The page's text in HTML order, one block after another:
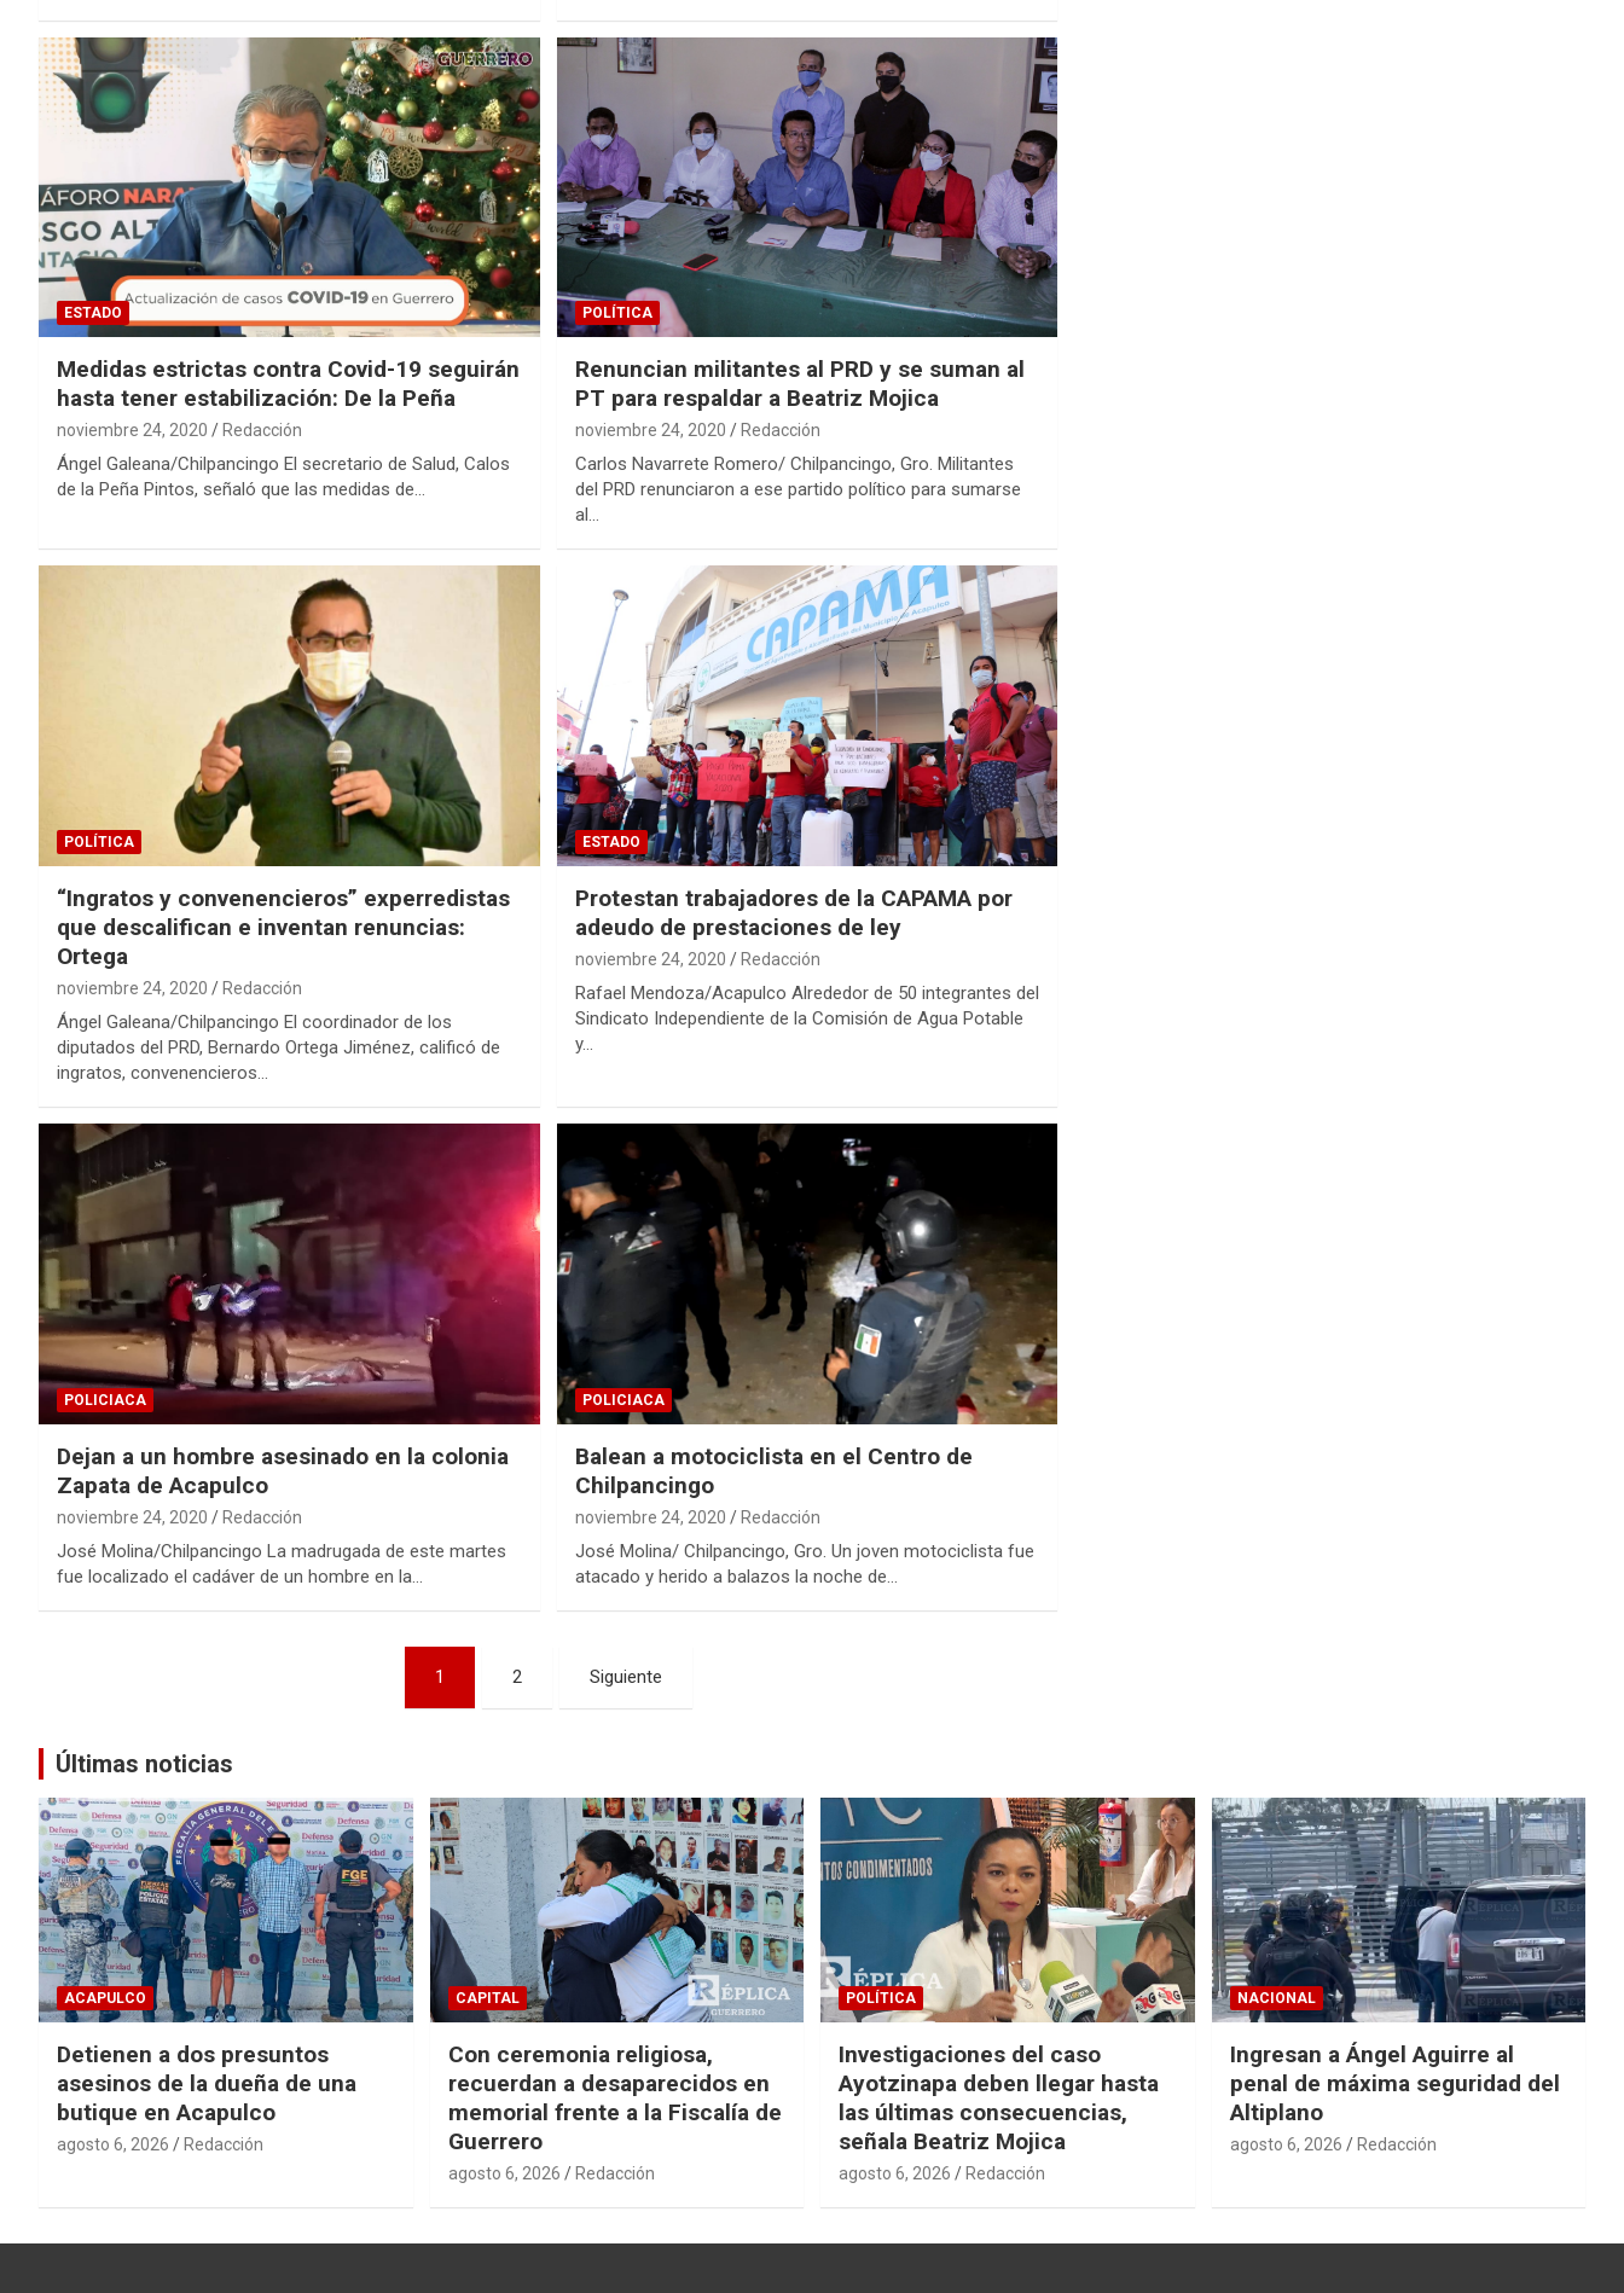
ESTADO
Medidas estrictas contra Covid-19 seguirán
hasta tener estabilización: De la Peña
noviembre 24, 2020 Redacción
Ángel Galeana/Chilpancingo El secretario de Salud, Calos
de la Peña Pintos, señaló que las medidas de…
POLÍTICA
Renuncian militantes al PRD y se suman al
PT para respaldar a Beatriz Mojica
noviembre 24, 2020 Redacción
Carlos Navarrete Romero/ Chilpancingo, Gro. Militantes
del PRD renunciaron a ese partido político para sumarse
al…
POLÍTICA
“Ingratos y convenencieros” experredistas
que descalifican e inventan renuncias:
Ortega
noviembre 24, 2020 Redacción
Ángel Galeana/Chilpancingo El coordinador de los
diputados del PRD, Bernardo Ortega Jiménez, calificó de
ingratos, convenencieros…
ESTADO
Protestan trabajadores de la CAPAMA por
adeudo de prestaciones de ley
noviembre 24, 2020 Redacción
Rafael Mendoza/Acapulco Alrededor de 50 integrantes del
Sindicato Independiente de la Comisión de Agua Potable
y…
POLICIACA
Dejan a un hombre asesinado en la colonia
Zapata de Acapulco
noviembre 24, 2020 Redacción
José Molina/Chilpancingo La madrugada de este martes
fue localizado el cadáver de un hombre en la…
POLICIACA
Balean a motociclista en el Centro de
Chilpancingo
noviembre 24, 2020 Redacción
José Molina/ Chilpancingo, Gro. Un joven motociclista fue
atacado y herido a balazos la noche de…
entradas
1 2 Siguiente
Últimas noticias
ACAPULCO
Detienen a dos presuntos
asesinos de la dueña de una
butique en Acapulco
agosto 6, 2026 Redacción
CAPITAL
Con ceremonia religiosa,
recuerdan a desaparecidos en
memorial frente a la Fiscalía de
Guerrero
agosto 6, 2026 Redacción
POLÍTICA
Investigaciones del caso
Ayotzinapa deben llegar hasta
las últimas consecuencias,
señala Beatriz Mojica
agosto 6, 2026 Redacción
NACIONAL
Ingresan a Ángel Aguirre al
penal de máxima seguridad del
Altiplano
agosto 6, 2026 Redacción